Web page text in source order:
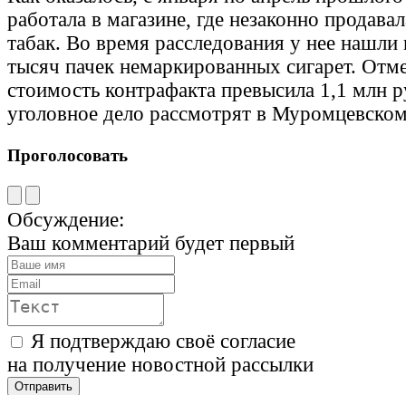
работала в магазине, где незаконно
табак. Во время расследования у нее
тысяч пачек немаркированных сигарет.
стоимость контрафакта превысила 1,1 млн
уголовное дело рассмотрят в
Проголосовать
Обсуждение:
Ваш комментарий будет первый
Я подтверждаю своё согласие
на получение новостной рассылки